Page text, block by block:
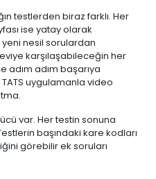
testlerden biraz farklı. Her
ise yatay olarak
nesil sorulardan
karşılaşabileceğin her
adım adım başarıya
uygulamanla video
var. Her testin sonuna
başındaki kare kodları
görebilir ek soruları